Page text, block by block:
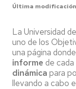
Última modificación
La Universidad
uno de los
una página
informe de cada
dinámica para
llevando a cabo